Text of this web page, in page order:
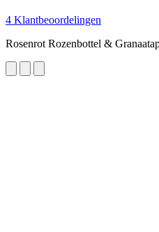
4 Klantbeoordelingen
Rosenrot Rozenbottel &